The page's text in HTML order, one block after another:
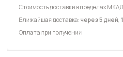
Стоимость доставки в пределах
Ближайшая доставка:через 5 дней,
Оплата при получении